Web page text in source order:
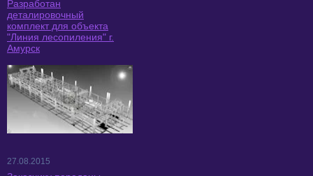
Разработан
деталировочный
комплект для объекта
"Линия лесопиления" г.
Амурск
27.08.2015